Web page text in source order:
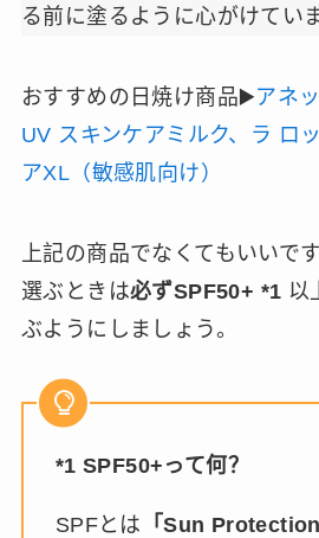
る前に塗るように心がけていま
おすすめの日焼け商品▶️アネ
UV スキンケアミルク、ラ ロ
アXL（敏感肌向け）
上記の商品でなくてもいいで
選ぶときは必ずSPF50+ *1 以
ぶようにしましょう。
*1 SPF50+って何？
SPFとは 「Sun